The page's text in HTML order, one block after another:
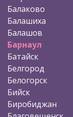
Балаково
Балашиха
Балашов
Барнаул
Батайск
Белгород
Белогорск
Бийск
Биробиджан